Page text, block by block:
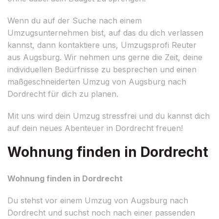
Wenn du auf der Suche nach einem
Umzugsunternehmen bist, auf das du dich verlassen
kannst, dann kontaktiere uns, Umzugsprofi Reuter
aus Augsburg. Wir nehmen uns gerne die Zeit, deine
individuellen Bedürfnisse zu besprechen und einen
maßgeschneiderten Umzug von Augsburg nach
Dordrecht für dich zu planen.
Mit uns wird dein Umzug stressfrei und du kannst dich
auf dein neues Abenteuer in Dordrecht freuen!
Wohnung finden in Dordrecht
Wohnung finden in Dordrecht
Du stehst vor einem Umzug von Augsburg nach
Dordrecht und suchst noch nach einer passenden